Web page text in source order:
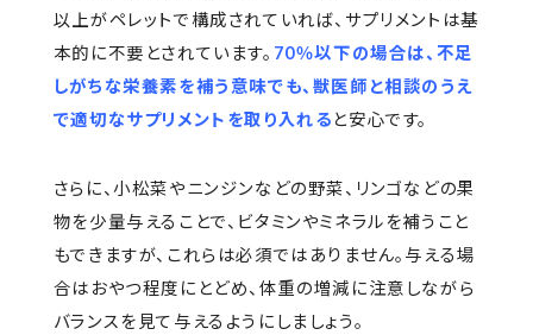
以上がペレットで構成されていれば、サプリメントは基
本的に不要とされています。 70％以下の場合は、不足
しがちな栄養素を補う意味でも、獣医師と相談のうえ
で適切なサプリメントを取り入れる と安心です。
さらに、小松菜やニンジンなどの野菜、リンゴなどの果
物を少量与えることで、ビタミンやミネラルを補うこと
もできますが、これらは必須ではありません。与える場
合はおやつ程度にとどめ、体重の増減に注意しながら
バランスを見て与えるようにしましょう。